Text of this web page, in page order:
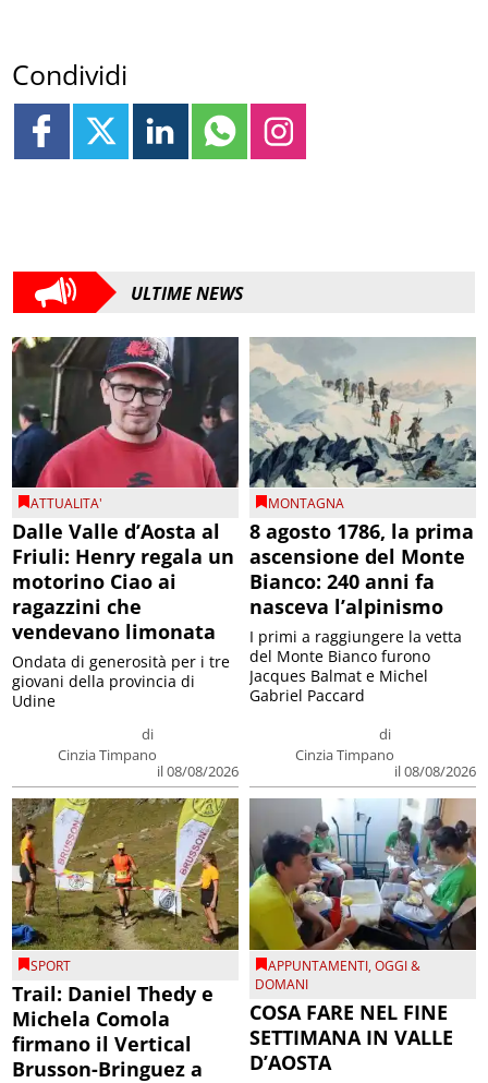
Condividi
ULTIME NEWS
ATTUALITA'
Dalle Valle d’Aosta al
Friuli: Henry regala un
motorino Ciao ai
ragazzini che
vendevano limonata
di
Cinzia Timpano
il 08/08/2026
Ondata di generosità per i tre
giovani della provincia di
Udine
MONTAGNA
8 agosto 1786, la prima
ascensione del Monte
Bianco: 240 anni fa
nasceva l’alpinismo
di
Cinzia Timpano
il 08/08/2026
I primi a raggiungere la vetta
del Monte Bianco furono
Jacques Balmat e Michel
Gabriel Paccard
SPORT
Trail: Daniel Thedy e
Michela Comola
firmano il Vertical
Brusson-Bringuez a
APPUNTAMENTI,OGGI &
DOMANI
COSA FARE NEL FINE
SETTIMANA IN VALLE
D’AOSTA